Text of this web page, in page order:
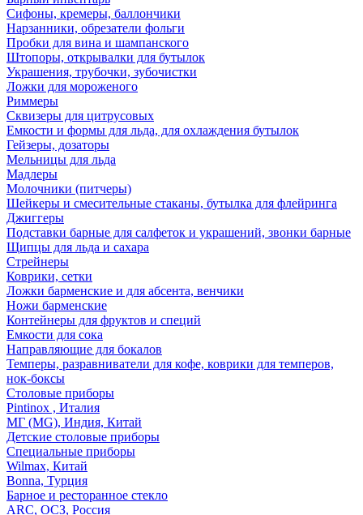
Сифоны, кремеры, баллончики
Нарзанники, обрезатели фольги
Пробки для вина и шампанского
Штопоры, открывалки для бутылок
Украшения, трубочки, зубочистки
Ложки для мороженого
Риммеры
Сквизеры для цитрусовых
Емкости и формы для льда, для охлаждения бутылок
Гейзеры, дозаторы
Мельницы для льда
Мадлеры
Молочники (питчеры)
Шейкеры и смесительные стаканы, бутылка для флейринга
Джиггеры
Подставки барные для салфеток и украшений, звонки барные
Щипцы для льда и сахара
Стрейнеры
Коврики, сетки
Ложки барменские и для абсента, венчики
Ножи барменские
Контейнеры для фруктов и специй
Емкости для сока
Направляющие для бокалов
Темперы, разравниватели для кофе, коврики для темперов,
нок-боксы
Столовые приборы
Pintinox , Италия
МГ (MG), Индия, Китай
Детские столовые приборы
Специальные приборы
Wilmax, Китай
Bonna, Турция
Барное и ресторанное стекло
ARC, ОСЗ, Россия